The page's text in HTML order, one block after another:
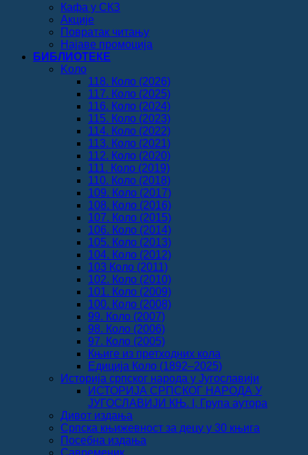
Кафа у СКЗ
Акције
Повратак читању
Најаве промоција
БИБЛИОТЕКЕ
Koло
118. Коло (2026)
117. Коло (2025)
116. Коло (2024)
115. Коло (2023)
114. Коло (2022)
113. Коло (2021)
112. Коло (2020)
111. Коло (2019)
110. Коло (2018)
109. Коло (2017)
108. Коло (2016)
107. Коло (2015)
106. Коло (2014)
105. Коло (2013)
104. Коло (2012)
103 Коло (2011)
102. Коло (2010)
101. Коло (2009)
100. Коло (2008)
99. Коло (2007)
98. Коло (2006)
97. Коло (2005)
Књиге из претходних кола
Едиција Коло (1892‒2025)
Историја српског народа у Југославији
ИСТОРИЈА СРПСКОГ НАРОДА У
ЈУГОСЛАВИЈИ КЊ. I, Група аутора
Дивот издања
Српска књижевност за децу у 30 књига
Посебна издања
Савременик